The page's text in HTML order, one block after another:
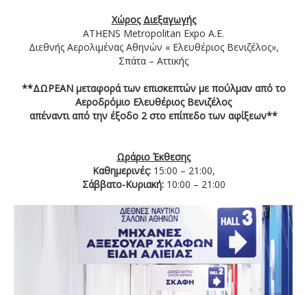
Χώρος Διεξαγωγής
ATHENS Metropolitan Expo A.E.
Διεθνής Αερολιμένας Αθηνών « Ελευθέριος Βενιζέλος»,
Σπάτα – Αττικής
**ΔΩΡΕΑΝ μεταφορά των επισκεπτών με πούλμαν από το
Αεροδρόμιο Ελευθέριος Βενιζέλος
απέναντι από την έξοδο 2 στο επίπεδο των αφίξεων**
Ωράριο Έκθεσης
Καθημερινές: 15:00 – 21:00,
Σάββατο-Κυριακή:10:00 – 21:00